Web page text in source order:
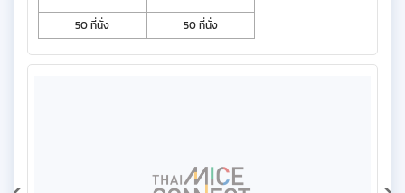
50 ที่นั่ง 50 ที่นั่ง